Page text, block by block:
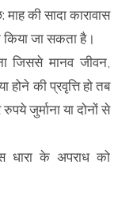
की सादा कारावास
किया जा सकता है।
मानव जीवन,
होने की प्रवृत्ति हो तब
जुर्माना या दोनों से
धारा के अपराध को